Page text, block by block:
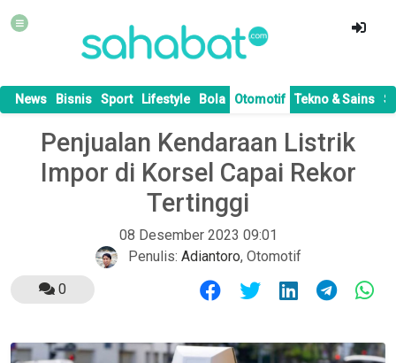
News Bisnis Sport Lifestyle Bola Otomotif Tekno & Sains
Penjualan Kendaraan Listrik
Impor di Korsel Capai Rekor
Tertinggi
08 Desember 2023 09:01
Penulis: Adiantoro, Otomotif
0